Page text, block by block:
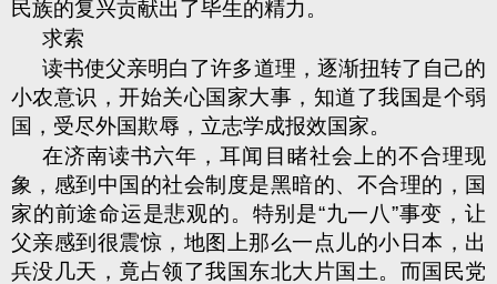
民族的复兴贡献出了毕生的精力。
求索
读书使父亲明白了许多道理，逐渐扭转了自己的
小农意识，开始关心国家大事，知道了我国是个弱
国，受尽外国欺辱，立志学成报效国家。
在济南读书六年，耳闻目睹社会上的不合理现
象，感到中国的社会制度是黑暗的、不合理的，国
家的前途命运是悲观的。特别是“九一八”事变，让
父亲感到很震惊，地图上那么一点儿的小日本，出
兵没几天，竟占领了我国东北大片国土。而国民党